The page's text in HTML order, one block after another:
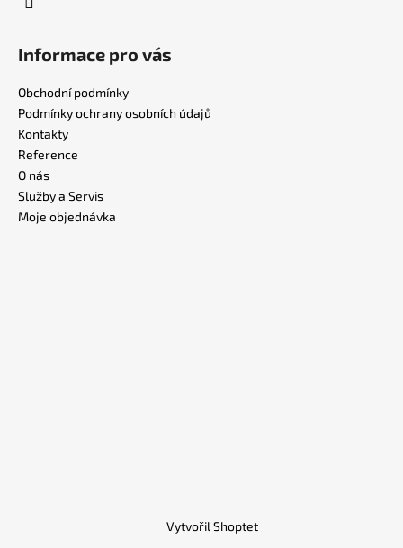
Informace pro vás
Obchodní podmínky
Podmínky ochrany osobních údajů
Kontakty
Reference
O nás
Služby a Servis
Moje objednávka
Vytvořil Shoptet